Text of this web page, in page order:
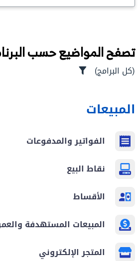
تصفح المواضيع حسب
(كل البرامج)
المبيعات
الفواتير والمدفوعات
نقاط البيع
الأقساط
المبيعات المستهدفة
المتجر الإلكتروني